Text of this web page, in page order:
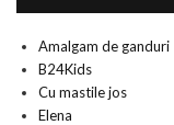
Amalgam de ganduri
B24Kids
Cu mastile jos
Elena